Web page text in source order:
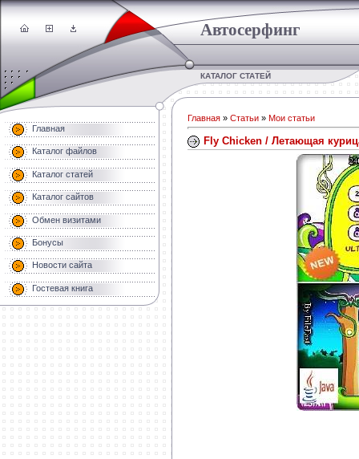
Автосерфинг
КАТАЛОГ СТАТЕЙ
Главная
Каталог файлов
Каталог статей
Каталог сайтов
Обмен визитами
Бонусы
Новости сайта
Гостевая книга
Главная » Статьи » Мои статьи
Fly Chicken / Летающая